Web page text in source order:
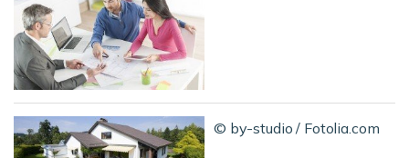
© by-studio / Fotolia.com